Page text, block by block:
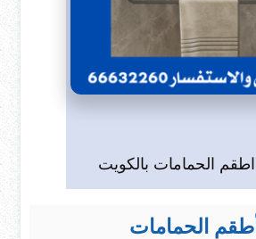
الحمامات بالكويت
الحمامات